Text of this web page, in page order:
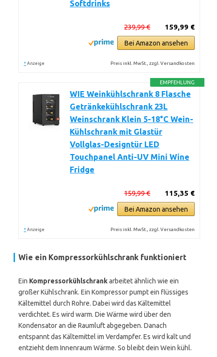
Softdrinks
159,99 €
239,99 €
Bei Amazon ansehen
* Anzeige Preis inkl. MwSt., zzgl. Versandkosten
EMPFEHLUNG
WIE Weinkühlschrank 8 Flasche
Getränkekühlschrank 23L
Weinschrank Klein 5-18°C Wein-
Kühlschrank mit Glastür
Vollglas-Designtür LED
Touchpanel Anti-UV Mini Wine
Fridge
115,35 €
159,99 €
Bei Amazon ansehen
* Anzeige Preis inkl. MwSt., zzgl. Versandkosten
Wie ein Kompressorkühlschrank funktioniert
Ein Kompressorkühlschrankarbeitet ähnlich wie ein
großer Kühlschrank. Ein Kompressor pumpt ein flüssiges
Kältemittel durch Rohre. Dabei wird das Kältemittel
verdichtet. Es wird warm. Die Wärme wird über den
Kondensator an die Raumluft abgegeben. Danach
entspannt das Kältemittel im Verdampfer. Es wird kalt und
entzieht dem Innenraum Wärme. So bleibt dein Wein kühl.